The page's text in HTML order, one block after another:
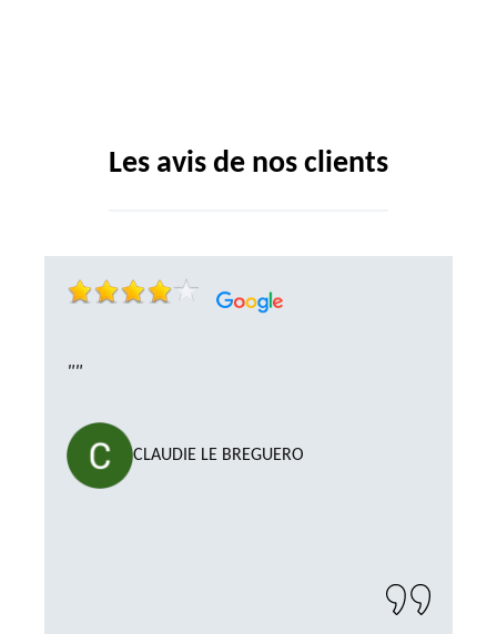
Les avis de nos clients
""
CLAUDIE LE BREGUERO